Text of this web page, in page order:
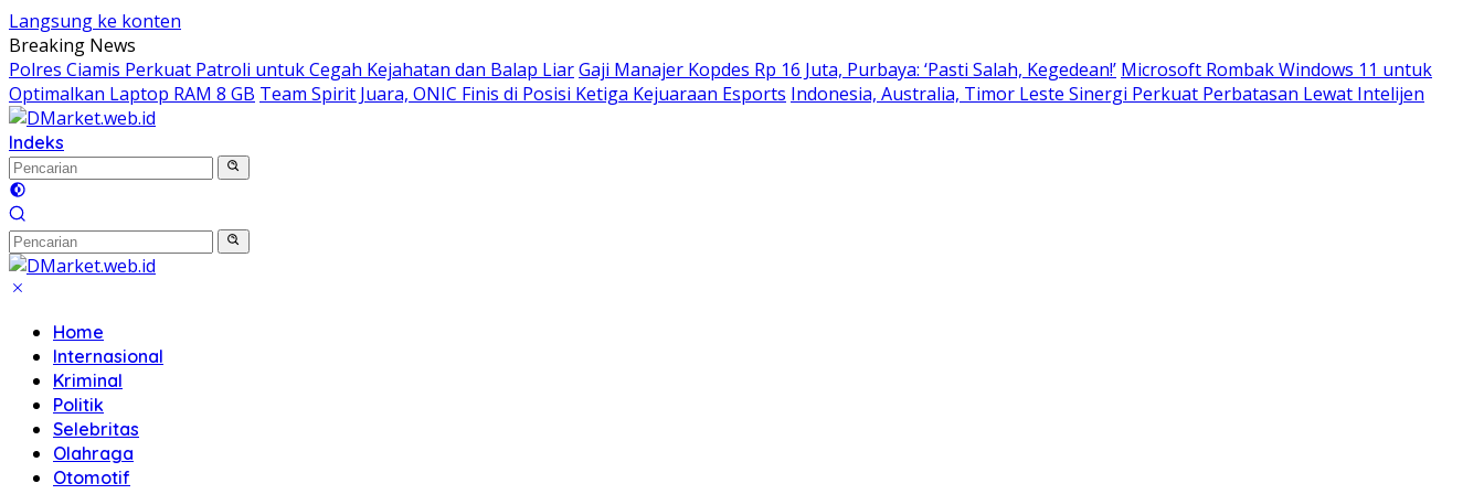
Langsung ke konten
Breaking News
Polres Ciamis Perkuat Patroli untuk Cegah Kejahatan dan Balap LiarGaji Manajer Kopdes Rp 16 Juta, Purbaya: ‘Pasti Salah, Kegedean!’ Microsoft Rombak Windows 11 untuk
Optimalkan Laptop RAM 8 GB Team Spirit Juara, ONIC Finis di Posisi Ketiga Kejuaraan Esports Indonesia, Australia, Timor Leste Sinergi Perkuat Perbatasan Lewat Intelijen
Indeks
Home
Internasional
Kriminal
Politik
Selebritas
Olahraga
Otomotif